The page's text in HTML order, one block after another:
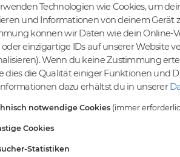
Schlüssel zum Online-Erfolg. Mit
deine Zielgruppe gezielt ansprechen.
zu steigern.
vielfältigen Auswahl an
du eine breite Auswahl an
Möglichkeiten, um deine Online-
Gemeinsam realisieren wir deinen
Technologien wie Cookies, um
und Informationen von deinem Gerät
können wir Daten wie dein Online-
einzigartige IDs auf unserer Website
Wenn du keine Zustimmung
dies die Qualität einiger Funktionen und
dazu erhältst du in unserer
notwendige Cookies (immer
Cookies
Statistiken